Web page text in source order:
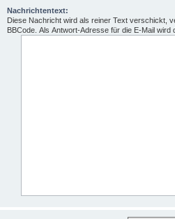
Nachrichtentext:
Diese Nachricht wird als reiner Text verschickt,
BBCode. Als Antwort-Adresse für die E-Mail wird